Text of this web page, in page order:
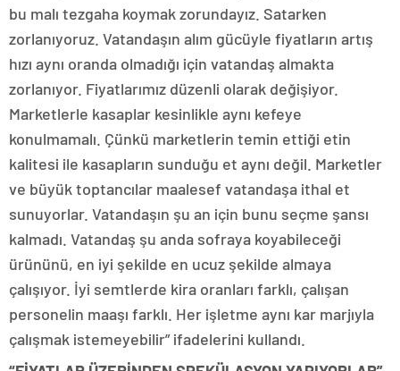
bu malı tezgaha koymak zorundayız. Satarken
zorlanıyoruz. Vatandaşın alım gücüyle fiyatların artış
hızı aynı oranda olmadığı için vatandaş almakta
zorlanıyor. Fiyatlarımız düzenli olarak değişiyor.
Marketlerle kasaplar kesinlikle aynı kefeye
konulmamalı. Çünkü marketlerin temin ettiği etin
kalitesi ile kasapların sunduğu et aynı değil. Marketler
ve büyük toptancılar maalesef vatandaşa ithal et
sunuyorlar. Vatandaşın şu an için bunu seçme şansı
kalmadı. Vatandaş şu anda sofraya koyabileceği
ürününü, en iyi şekilde en ucuz şekilde almaya
çalışıyor. İyi semtlerde kira oranları farklı, çalışan
personelin maaşı farklı. Her işletme aynı kar marjıyla
çalışmak istemeyebilir” ifadelerini kullandı.